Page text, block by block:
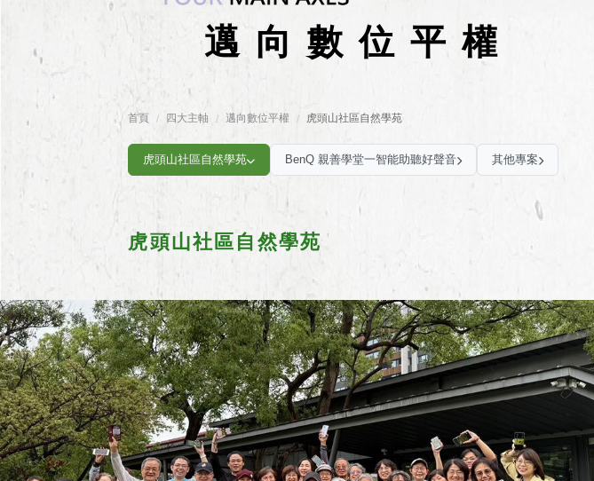
邁向數位平權
首頁 / 四大主軸 / 邁向數位平權 / 虎頭山社區自然學苑
虎頭山社區自然學苑 BenQ 親善學堂一智能助聽好聲音 其他專案
虎頭山社區自然學苑